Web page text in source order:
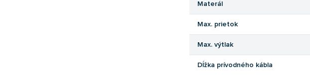
Materál
Max. prietok
Max. výtlak
Dĺžka prívodného kábla